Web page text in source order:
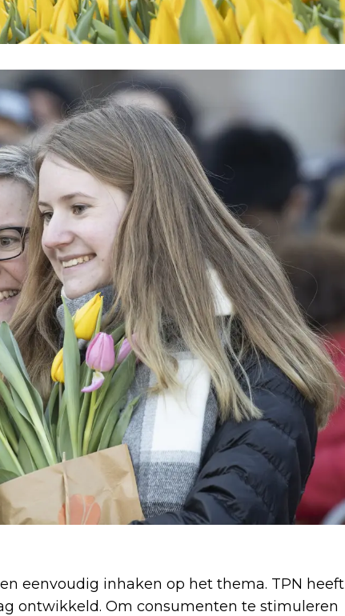
eenvoudig inhaken op het thema. TPN heeft
ontwikkeld. Om consumenten te stimuleren